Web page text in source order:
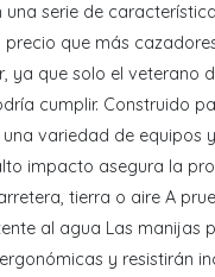
una serie de
precio que más
ya que solo el veterano
cumplir. Construido
variedad de equipos
impacto asegura la
tierra o aire A
al agua Las manijas
y resistirán